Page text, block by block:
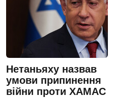
Нетаньяху назвав
умови припинення
війни проти ХАМАС